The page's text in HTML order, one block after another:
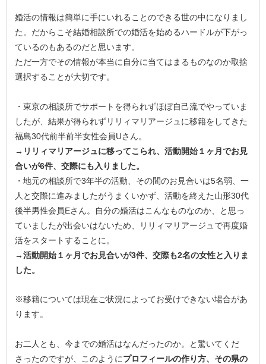
婚活の情報は簡単に手にいれることのできる世の中になりまし
た。だからこそ結婚相談所での婚活を始めるハードルが下がっ
ているのもあるのだと思います。
ただ一方でその情報が本当に自分に当てはまるものなのか取捨
選択することが大切です。
・東京の相談所でサポートを得られずほぼ自己流でやっていま
したが、結果が得られずリリィマリアージュに移籍をしてきた
福島30代前半前半女性会員Uさん。
→リリィマリアージュに移ってこられ、活動開始１ヶ月でお見
合いが6件、交際にも入りました。
・地元の相談所で3年半の活動、その間のお見合いは5名弱、一
人と交際に進みましたがうまくいかず、活動を終えた山形30代
後半男性会員Eさん。自分の婚活はこんなものなのか、と思っ
ていましたが出会いはないため、リリィマリアージュで再度婚
活をスタートすることに。
→活動開始１ヶ月でお見合いが3件、交際も2名の女性と入りま
した。
※移籍については現在ご状況によってお受けできない場合があ
ります。
お二人とも、今までの婚活はなんだったのか。と驚いてくだ
さったのですが、このようにプロフィールの作り方、その県の